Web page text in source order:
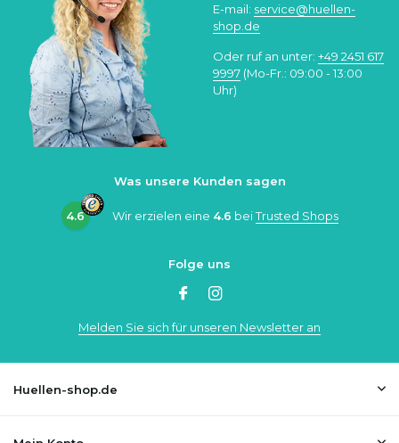
E-mail: service@huellen-
shop.de
Oder ruf an unter: +49 2451 617
9997 (Mo-Fr.: 09:00 - 13:00
Uhr)
Was unsere Kunden sagen
4.6 Wir erzielen eine 4.6 beiTrusted Shops
Folge uns
Melden Sie sich für unseren Newsletter an
Huellen-shop.de